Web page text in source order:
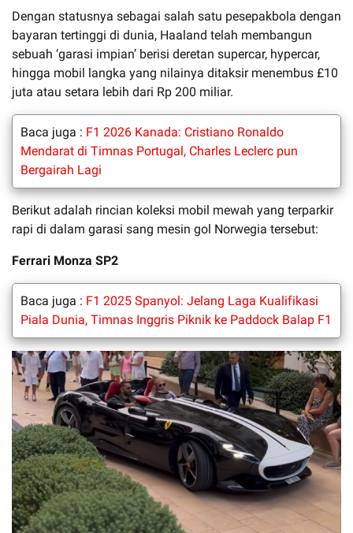
Dengan statusnya sebagai salah satu pesepakbola dengan
bayaran tertinggi di dunia, Haaland telah membangun
sebuah ‘garasi impian’ berisi deretan supercar, hypercar,
hingga mobil langka yang nilainya ditaksir menembus £10
juta atau setara lebih dari Rp 200 miliar.
Baca juga : F1 2026 Kanada: Cristiano Ronaldo
Mendarat di Timnas Portugal, Charles Leclerc pun
Bergairah Lagi
Berikut adalah rincian koleksi mobil mewah yang terparkir
rapi di dalam garasi sang mesin gol Norwegia tersebut:
Ferrari Monza SP2
Baca juga : F1 2025 Spanyol: Jelang Laga Kualifikasi
Piala Dunia, Timnas Inggris Piknik ke Paddock Balap F1